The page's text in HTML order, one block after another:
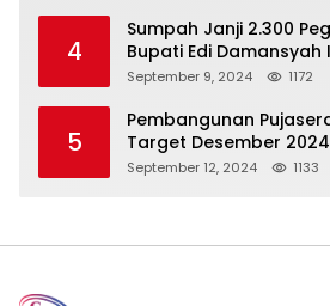
4
Sumpah Janji 2.300
Bupati Edi
Tanggung Jawab Baru
September 9, 2024 1172
5
Pembangunan
Target Desember
September 12, 2024 1133